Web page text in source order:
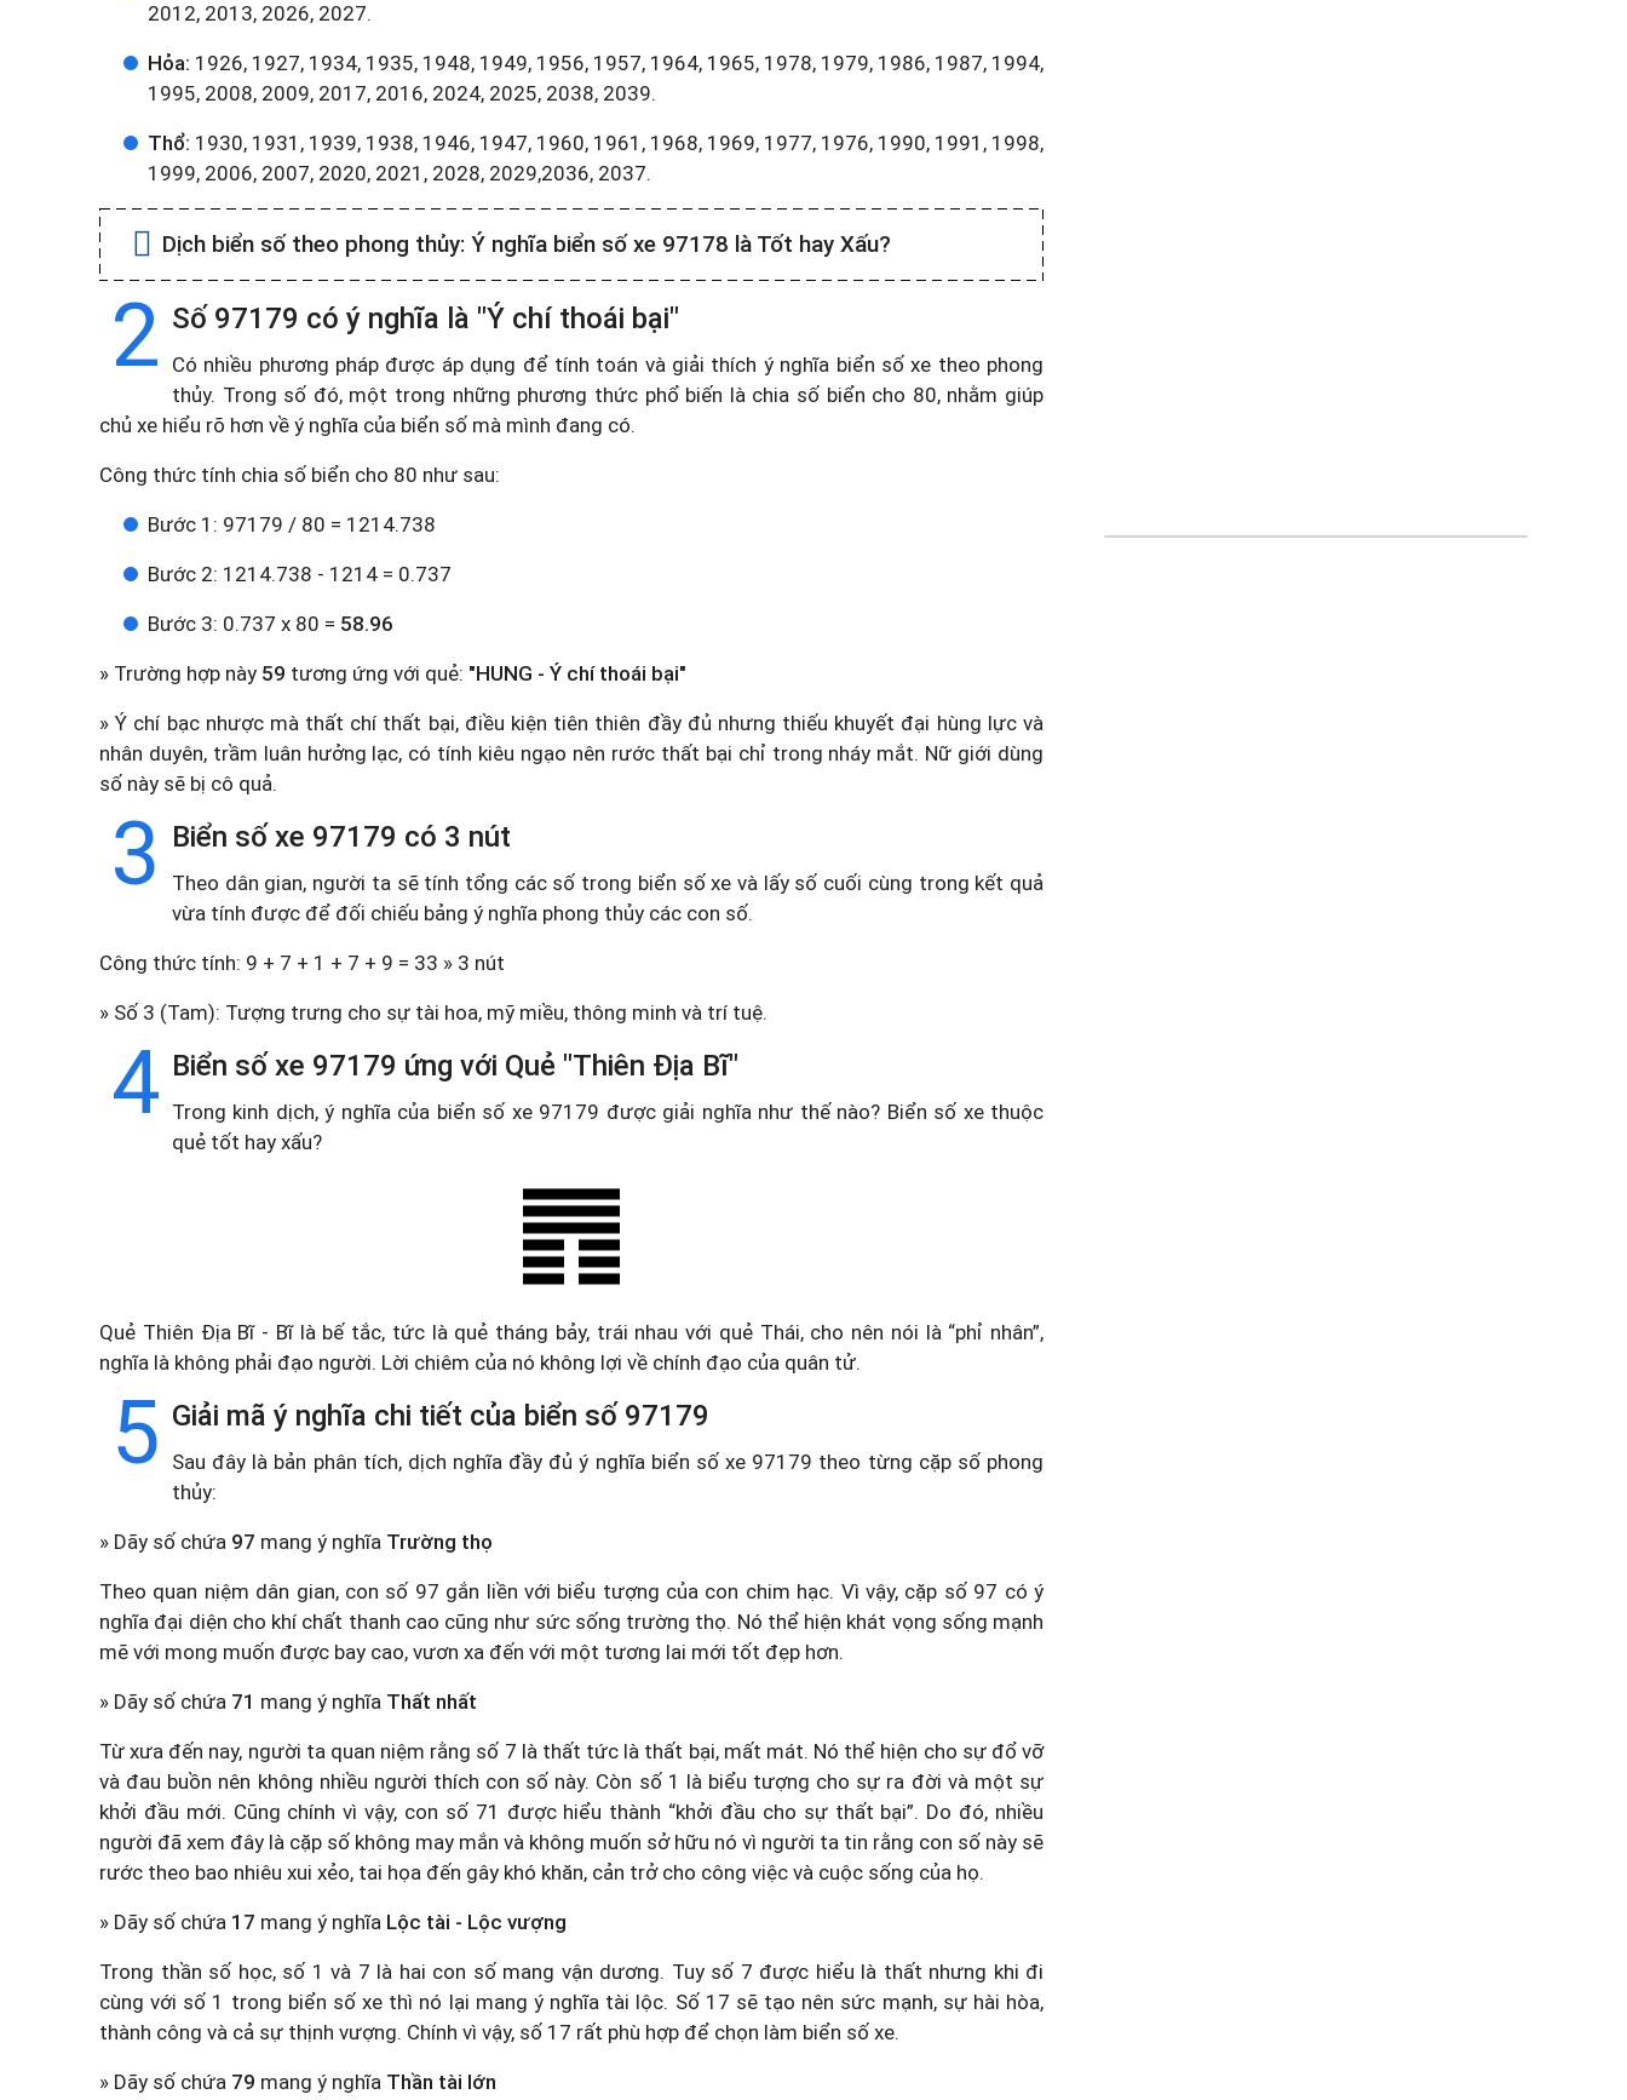
2012, 2013, 2026, 2027.
Hỏa: 1926, 1927, 1934, 1935, 1948, 1949, 1956, 1957, 1964, 1965, 1978, 1979, 1986, 1987, 1994,
1995, 2008, 2009, 2017, 2016, 2024, 2025, 2038, 2039.
Thổ: 1930, 1931, 1939, 1938, 1946, 1947, 1960, 1961, 1968, 1969, 1977, 1976, 1990, 1991, 1998,
1999, 2006, 2007, 2020, 2021, 2028, 2029,2036, 2037.
Dịch biển số theo phong thủy: Ý nghĩa biển số xe 97178 là Tốt hay Xấu?
2 Số 97179 có ý nghĩa là "Ý chí thoái bại"
Có nhiều phương pháp được áp dụng để tính toán và giải thích ý nghĩa biển số xe theo phong
thủy. Trong số đó, một trong những phương thức phổ biến là chia số biển cho 80, nhằm giúp
chủ xe hiểu rõ hơn về ý nghĩa của biển số mà mình đang có.
Công thức tính chia số biển cho 80 như sau:
Bước 1: 97179 / 80 = 1214.738
Bước 2: 1214.738 - 1214 = 0.737
Bước 3: 0.737 x 80 = 58.96
» Trường hợp này 59 tương ứng với quẻ: "HUNG - Ý chí thoái bại"
» Ý chí bạc nhược mà thất chí thất bại, điều kiện tiên thiên đầy đủ nhưng thiếu khuyết đại hùng lực và
nhân duyên, trầm luân hưởng lạc, có tính kiêu ngạo nên rước thất bại chỉ trong nháy mắt. Nữ giới dùng
số này sẽ bị cô quả.
3 Biển số xe 97179 có 3 nút
Theo dân gian, người ta sẽ tính tổng các số trong biển số xe và lấy số cuối cùng trong kết quả
vừa tính được để đối chiếu bảng ý nghĩa phong thủy các con số.
Công thức tính: 9 + 7 + 1 + 7 + 9 = 33 » 3 nút
» Số 3 (Tam): Tượng trưng cho sự tài hoa, mỹ miều, thông minh và trí tuệ.
4 Biển số xe 97179 ứng với Quẻ "Thiên Địa Bĩ"
Trong kinh dịch, ý nghĩa của biển số xe 97179 được giải nghĩa như thế nào? Biển số xe thuộc
quẻ tốt hay xấu?
Quẻ Thiên Địa Bĩ - Bĩ là bế tắc, tức là quẻ tháng bảy, trái nhau với quẻ Thái, cho nên nói là “phỉ nhân”,
nghĩa là không phải đạo người. Lời chiêm của nó không lợi về chính đạo của quân tử.
5 Giải mã ý nghĩa chi tiết của biển số 97179
Sau đây là bản phân tích, dịch nghĩa đầy đủ ý nghĩa biển số xe 97179 theo từng cặp số phong
thủy:
» Dãy số chứa 97 mang ý nghĩa Trường thọ
Theo quan niệm dân gian, con số 97 gắn liền với biểu tượng của con chim hạc. Vì vậy, cặp số 97 có ý
nghĩa đại diện cho khí chất thanh cao cũng như sức sống trường thọ. Nó thể hiện khát vọng sống mạnh
mẽ với mong muốn được bay cao, vươn xa đến với một tương lai mới tốt đẹp hơn.
» Dãy số chứa 71 mang ý nghĩa Thất nhất
Từ xưa đến nay, người ta quan niệm rằng số 7 là thất tức là thất bại, mất mát. Nó thể hiện cho sự đổ vỡ
và đau buồn nên không nhiều người thích con số này. Còn số 1 là biểu tượng cho sự ra đời và một sự
khởi đầu mới. Cũng chính vì vậy, con số 71 được hiểu thành “khởi đầu cho sự thất bại”. Do đó, nhiều
người đã xem đây là cặp số không may mắn và không muốn sở hữu nó vì người ta tin rằng con số này sẽ
rước theo bao nhiêu xui xẻo, tai họa đến gây khó khăn, cản trở cho công việc và cuộc sống của họ.
» Dãy số chứa 17 mang ý nghĩa Lộc tài - Lộc vượng
Trong thần số học, số 1 và 7 là hai con số mang vận dương. Tuy số 7 được hiểu là thất nhưng khi đi
cùng với số 1 trong biển số xe thì nó lại mang ý nghĩa tài lộc. Số 17 sẽ tạo nên sức mạnh, sự hài hòa,
thành công và cả sự thịnh vượng. Chính vì vậy, số 17 rất phù hợp để chọn làm biển số xe.
» Dãy số chứa 79 mang ý nghĩa Thần tài lớn